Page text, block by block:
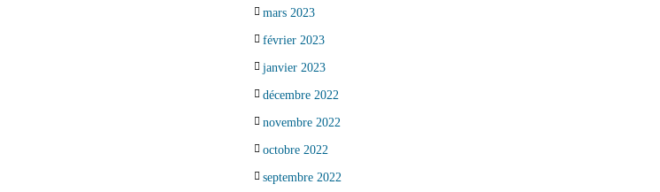
mars 2023
février 2023
janvier 2023
décembre 2022
novembre 2022
octobre 2022
septembre 2022